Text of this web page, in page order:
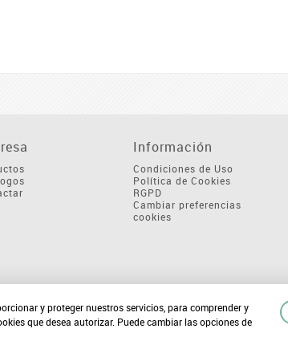
Información
Condiciones de Uso
Política de Cookies
RGPD
Cambiar preferencias
cookies
y proteger nuestros servicios, para comprender y
que desea autorizar. Puede cambiar las opciones de